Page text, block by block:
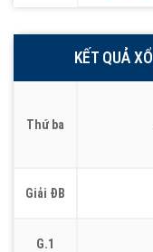
KẾT QUẢ
Thứ ba
Giải ĐB
G.1